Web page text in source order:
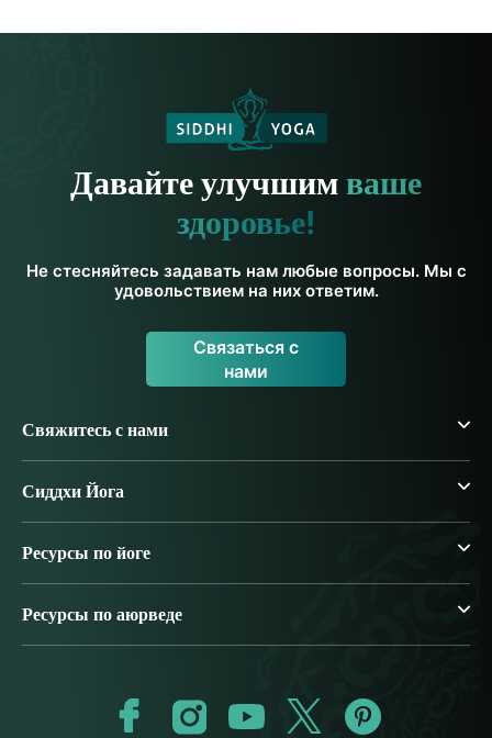
Давайте улучшимваше
здоровье!
Не стесняйтесь задавать нам любые вопросы. Мы с
удовольствием на них ответим.
Связаться с
нами
Свяжитесь с нами
Сиддхи Йога
Ресурсы по йоге
Ресурсы по аюрведе